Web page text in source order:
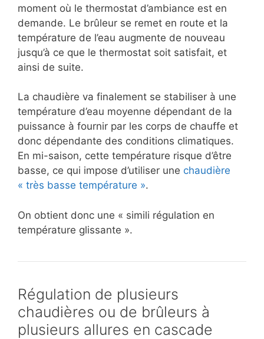
moment où le thermostat d’ambiance est en
demande. Le brûleur se remet en route et la
température de l’eau augmente de nouveau
jusqu’à ce que le thermostat soit satisfait, et
ainsi de suite.
La chaudière va finalement se stabiliser à une
température d’eau moyenne dépendant de la
puissance à fournir par les corps de chauffe et
donc dépendante des conditions climatiques.
En mi-saison, cette température risque d’être
basse, ce qui impose d’utiliser une chaudière
« très basse température ».
On obtient donc une « simili régulation en
température glissante ».
Régulation de plusieurs
chaudières ou de brûleurs à
plusieurs allures en cascade